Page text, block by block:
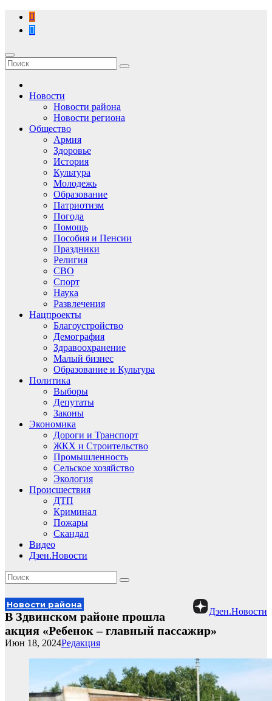
Перейти
содержимому
Новости
Новости района
Новости региона
Общество
Армия
Здоровье
История
Культура
Молодежь
Образование
Патриотизм
Погода
Помощь
Пособия и Пенсии
Праздники
Религия
СВО
Спорт
Наука
Развлечения
Нацпроекты
Благоустройство
Демография
Здравоохранение
Малый бизнес
Образование и Культура
Политика
Выборы
Депутаты
Законы
Экономика
Дороги и Транспорт
ЖКХ и Строительство
Промышленность
Сельское хозяйство
Экология
Происшествия
ДТП
Криминал
Пожары
Скандал
Видео
Дзен.Новости
Дзен.Новости
Новости района
В Здвинском районе прошла
акция «Ребенок – главный пассажир»
Редакция
Июн 18, 2024